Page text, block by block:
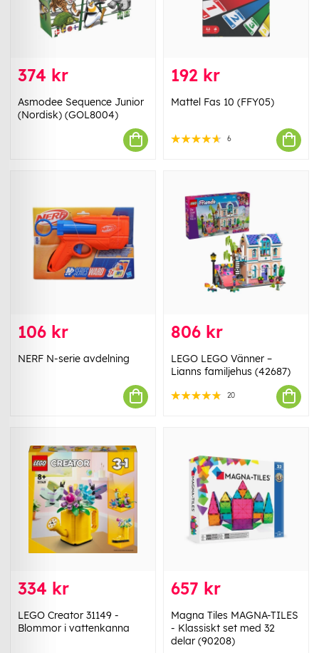
374 kr
Asmodee Sequence Junior
(Nordisk) (GOL8004)
192 kr
Mattel Fas 10 (FFY05)
6
106 kr
NERF N-serie avdelning
806 kr
LEGO LEGO Vänner –
Lianns familjehus (42687)
20
334 kr
LEGO Creator 31149 -
Blommor i vattenkanna
657 kr
Magna Tiles MAGNA-TILES
- Klassiskt set med 32
delar (90208)